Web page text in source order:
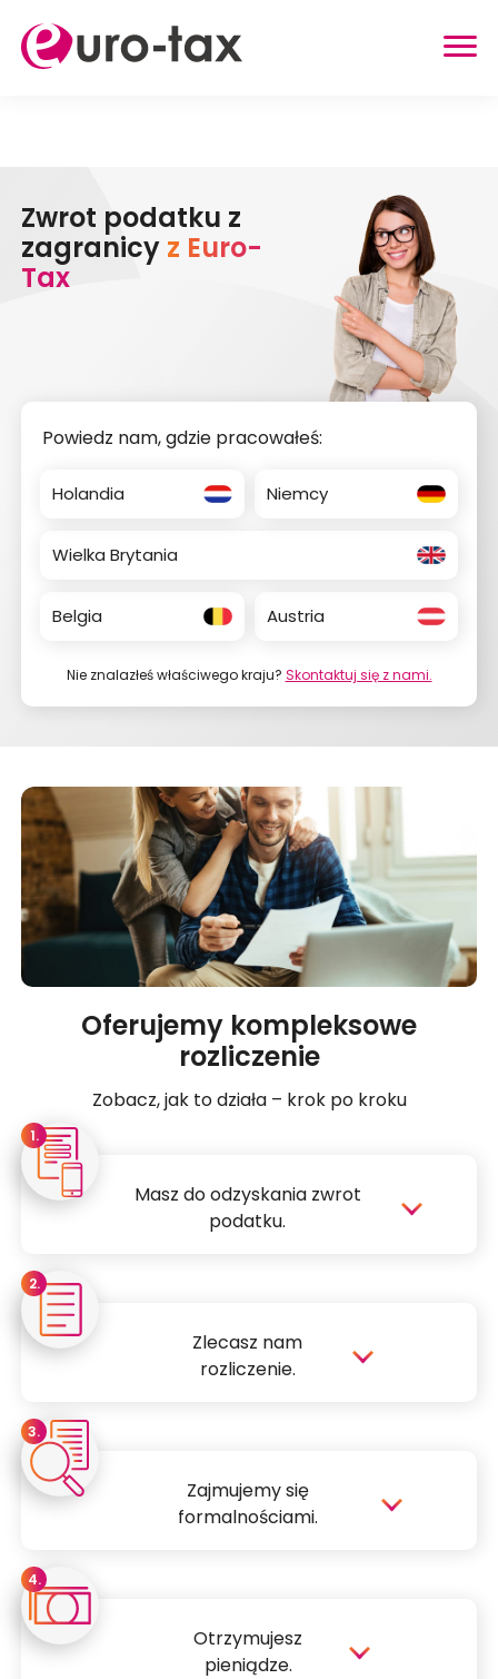
NIEMCY
WIELKA BRYTANIA
ZASIŁEK RODZINNY W NIEMCZECH
KROK PO KROKU
FAQ
SŁOWNIK
DLA FIRM
BLOG
KONTAKT
Zwrot podatku z
zagranicy z Euro-
Tax
Powiedz nam, gdzie pracowałeś:
Holandia Niemcy
Wielka Brytania
Belgia Austria
Nie znalazłeś właściwego kraju? Skontaktuj się z nami.
Oferujemy kompleksowe
rozliczenie
Zobacz, jak to działa – krok po kroku
1.
Masz do odzyskania zwrot
podatku.
odzyskać zwrot podatku.
Wypełnij formularz kontaktowy.
Nasz Doradca zadzwoni do Ciebie.
2.
Zlecasz nam
rozliczenie.
Aby nawiązać współpracę prześlemy do
Ciebie dokumenty.
Wystarczy, ze je wypełnisz i odeślesz do nas.
3.
Zajmujemy się
formalnościami.
podatkową.
Przesyłamy ja do zagranicznego urzędu i
kontaktujemy się z nim w sprawie Twojego
4.
Otrzymujesz
pieniądze.